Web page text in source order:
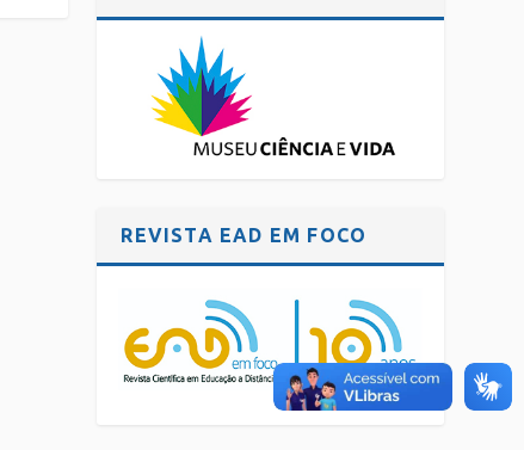
REVISTA EAD EM FOCO